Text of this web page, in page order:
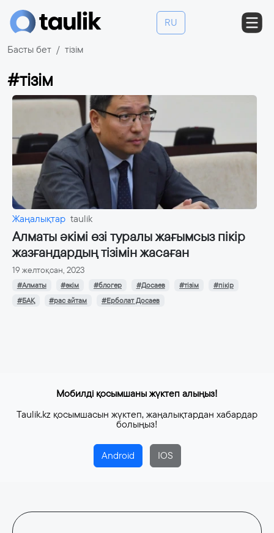
RU
Басты бет тізім
#тізім
Жаңалықтар taulik
Алматы әкімі өзі туралы жағымсыз пікір
жазғандардың тізімін жасаған
19 желтоқсан, 2023
#Алматы #әкім #блогер #Досаев #тізім
#пікір
#БАҚ
#рас айтам #Ерболат Досаев
Мобилді қосымшаны жүктеп алыңыз!
Taulik.kz қосымшасын жүктеп, жаңалықтардан хабардар
болыңыз!
Android IOS